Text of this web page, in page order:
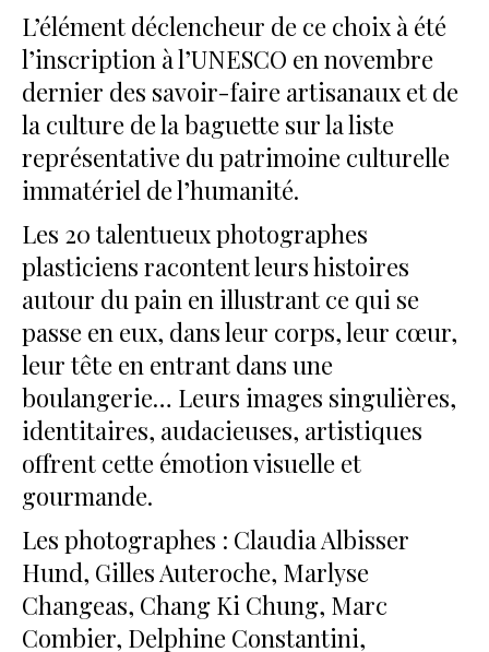
L’élément déclencheur de ce choix à été
l’inscription à l’UNESCO en novembre
dernier des savoir-faire artisanaux et de
la culture de la baguette sur la liste
représentative du patrimoine culturelle
immatériel de l’humanité.
Les 20 talentueux photographes
plasticiens racontent leurs histoires
autour du pain en illustrant ce qui se
passe en eux, dans leur corps, leur cœur,
leur tête en entrant dans une
boulangerie… Leurs images singulières,
identitaires, audacieuses, artistiques
offrent cette émotion visuelle et
gourmande.
Les photographes : Claudia Albisser
Hund, Gilles Auteroche, Marlyse
Changeas, Chang Ki Chung, Marc
Combier, Delphine Constantini,